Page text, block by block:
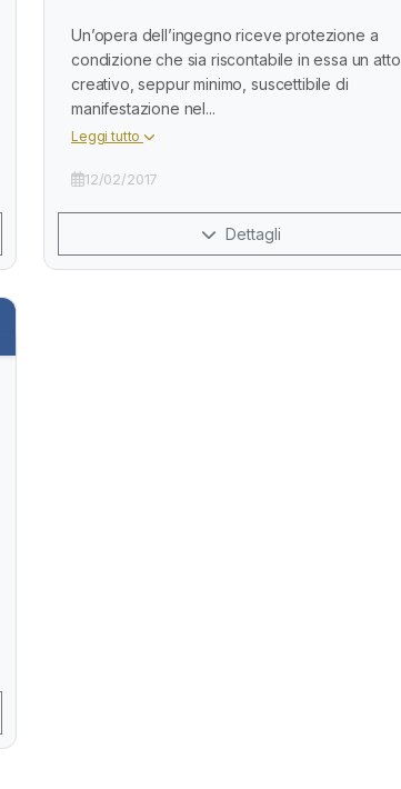
Un’opera dell’ingegno riceve protezione a
condizione che sia riscontabile in essa un atto
creativo, seppur minimo, suscettibile di
manifestazione nel...
Leggi tutto
12/02/2017
Dettagli